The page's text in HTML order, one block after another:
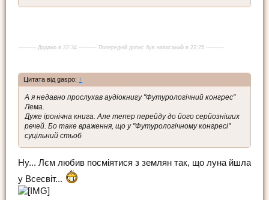
---------- Додано в 22:34 ---------- Попередній допис був написаний в 22:25 ----------
Цитата від gaspo: ↑
А я недавно прослухав аудіокнигу "Футурологічний конгрес"
Лема.
Дуже іронічна книга. Але тепер перейду до його серйозніших
речей. Бо таке враження, що у "Футурологічному конгресі"
суцільний стьоб
Ну... Лєм любив посміятися з землян так, що луна йшла
у Всесвіт...